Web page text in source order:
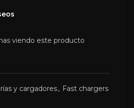
viendo este producto
y cargadores, Fast chargers